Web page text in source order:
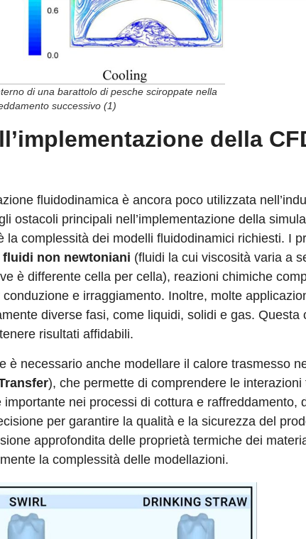
di una barattolo di pesche sciroppate nella
successivo (1)
della
fluidodinamica è ancora poco utilizzata
ostacoli principali nell’implementazione della
la complessità dei modelli fluidodinamici richiesti. I
fluidi non newtoniani (fluidi la cui viscosità varia a
è differente cella per cella), reazioni chimiche
e irraggiamento. Inoltre, molte
diverse fasi, come liquidi, solidi e gas. Questa
risultati affidabili.
è necessario anche modellare il calore trasmesso
), che permette di comprendere le
nei processi di cottura e raffreddamento,
per garantire la qualità e la sicurezza del
approfondita delle proprietà termiche dei
la complessità delle modellazioni.